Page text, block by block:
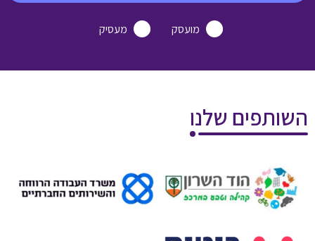
מועסק מעסיק
השותפים שלנו